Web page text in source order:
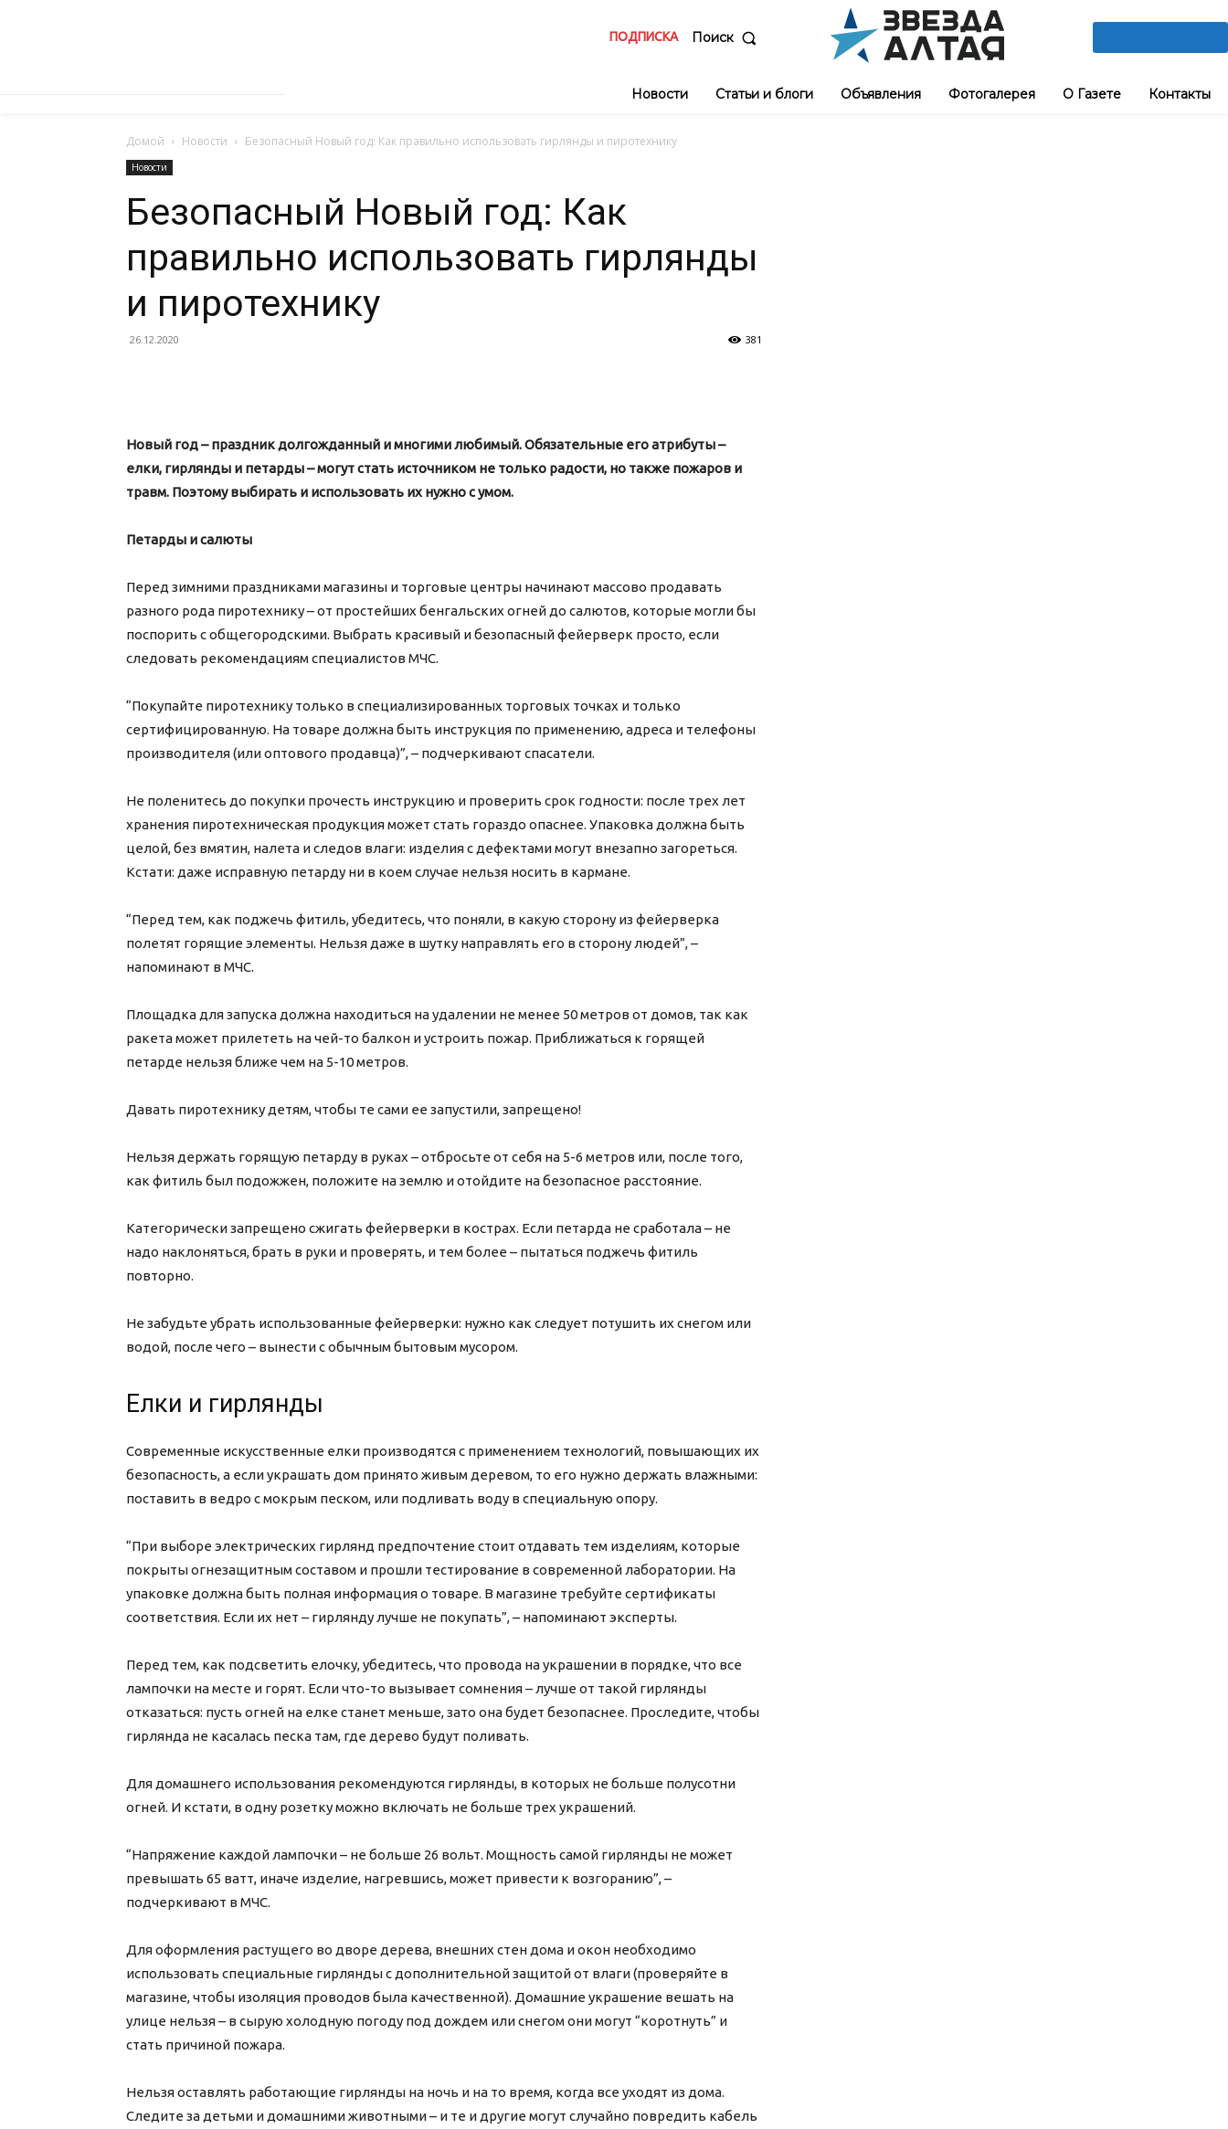
ПОДПИСКА Поиск
Новости Статьи и блоги Объявления Фотогалерея О Газете Контакты
Домой Новости Безопасный Новый год: Как правильно использовать гирлянды и пиротехнику
Новости
Безопасный Новый год: Как
правильно использовать гирлянды
и пиротехнику
26.12.2020 381
Новый год – праздник долгожданный и многими любимый. Обязательные его атрибуты –
елки, гирлянды и петарды – могут стать источником не только радости, но также пожаров и
травм. Поэтому выбирать и использовать их нужно с умом.
Петарды и салюты
Перед зимними праздниками магазины и торговые центры начинают массово продавать
разного рода пиротехнику – от простейших бенгальских огней до салютов, которые могли бы
поспорить с общегородскими. Выбрать красивый и безопасный фейерверк просто, если
следовать рекомендациям специалистов МЧС.
“Покупайте пиротехнику только в специализированных торговых точках и только
сертифицированную. На товаре должна быть инструкция по применению, адреса и телефоны
производителя (или оптового продавца)”, – подчеркивают спасатели.
Не поленитесь до покупки прочесть инструкцию и проверить срок годности: после трех лет
хранения пиротехническая продукция может стать гораздо опаснее. Упаковка должна быть
целой, без вмятин, налета и следов влаги: изделия с дефектами могут внезапно загореться.
Кстати: даже исправную петарду ни в коем случае нельзя носить в кармане.
“Перед тем, как поджечь фитиль, убедитесь, что поняли, в какую сторону из фейерверка
полетят горящие элементы. Нельзя даже в шутку направлять его в сторону людей”, –
напоминают в МЧС.
Площадка для запуска должна находиться на удалении не менее 50 метров от домов, так как
ракета может прилететь на чей-то балкон и устроить пожар. Приближаться к горящей
петарде нельзя ближе чем на 5-10 метров.
Давать пиротехнику детям, чтобы те сами ее запустили, запрещено!
Нельзя держать горящую петарду в руках – отбросьте от себя на 5-6 метров или, после того,
как фитиль был подожжен, положите на землю и отойдите на безопасное расстояние.
Категорически запрещено сжигать фейерверки в кострах. Если петарда не сработала – не
надо наклоняться, брать в руки и проверять, и тем более – пытаться поджечь фитиль
повторно.
Не забудьте убрать использованные фейерверки: нужно как следует потушить их снегом или
водой, после чего – вынести с обычным бытовым мусором.
Елки и гирлянды
Современные искусственные елки производятся с применением технологий, повышающих их
безопасность, а если украшать дом принято живым деревом, то его нужно держать влажными:
поставить в ведро с мокрым песком, или подливать воду в специальную опору.
“При выборе электрических гирлянд предпочтение стоит отдавать тем изделиям, которые
покрыты огнезащитным составом и прошли тестирование в современной лаборатории. На
упаковке должна быть полная информация о товаре. В магазине требуйте сертификаты
соответствия. Если их нет – гирлянду лучше не покупать”, – напоминают эксперты.
Перед тем, как подсветить елочку, убедитесь, что провода на украшении в порядке, что все
лампочки на месте и горят. Если что-то вызывает сомнения – лучше от такой гирлянды
отказаться: пусть огней на елке станет меньше, зато она будет безопаснее. Проследите, чтобы
гирлянда не касалась песка там, где дерево будут поливать.
Для домашнего использования рекомендуются гирлянды, в которых не больше полусотни
огней. И кстати, в одну розетку можно включать не больше трех украшений.
“Напряжение каждой лампочки – не больше 26 вольт. Мощность самой гирлянды не может
превышать 65 ватт, иначе изделие, нагревшись, может привести к возгоранию”, –
подчеркивают в МЧС.
Для оформления растущего во дворе дерева, внешних стен дома и окон необходимо
использовать специальные гирлянды с дополнительной защитой от влаги (проверяйте в
магазине, чтобы изоляция проводов была качественной). Домашние украшение вешать на
улице нельзя – в сырую холодную погоду под дождем или снегом они могут “коротнуть” и
стать причиной пожара.
Нельзя оставлять работающие гирлянды на ночь и на то время, когда все уходят из дома.
Следите за детьми и домашними животными – и те и другие могут случайно повредить кабель